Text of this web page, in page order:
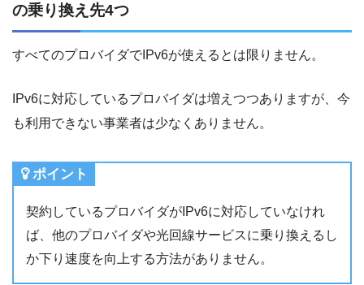
の乗り換え先4つ
すべてのプロバイダでIPv6が使えるとは限りません。
IPv6に対応しているプロバイダは増えつつありますが、今
も利用できない事業者は少なくありません。
ポイント
契約しているプロバイダがIPv6に対応していなけれ
ば、他のプロバイダや光回線サービスに乗り換えるし
か下り速度を向上する方法がありません。